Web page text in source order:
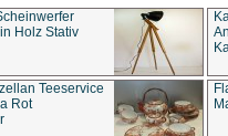
Holz Stativ
Teeservice
Rot